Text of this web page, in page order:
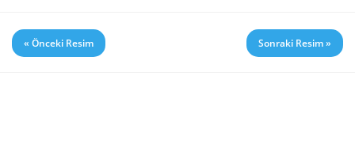
« Önceki Resim Sonraki Resim »